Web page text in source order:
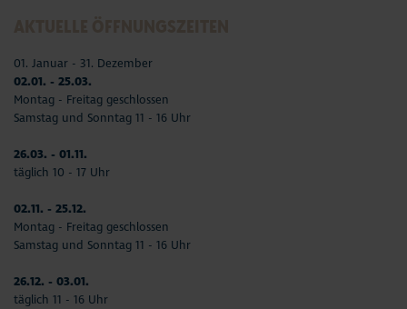
01. Januar - 31. Dezember
02.01. - 25.03.
Montag - Freitag geschlossen
Samstag und Sonntag 11 - 16 Uhr
26.03. - 01.11.
täglich 10 - 17 Uhr
02.11. - 25.12.
Montag - Freitag geschlossen
Samstag und Sonntag 11 - 16 Uhr
26.12. - 03.01.
täglich 11 - 16 Uhr